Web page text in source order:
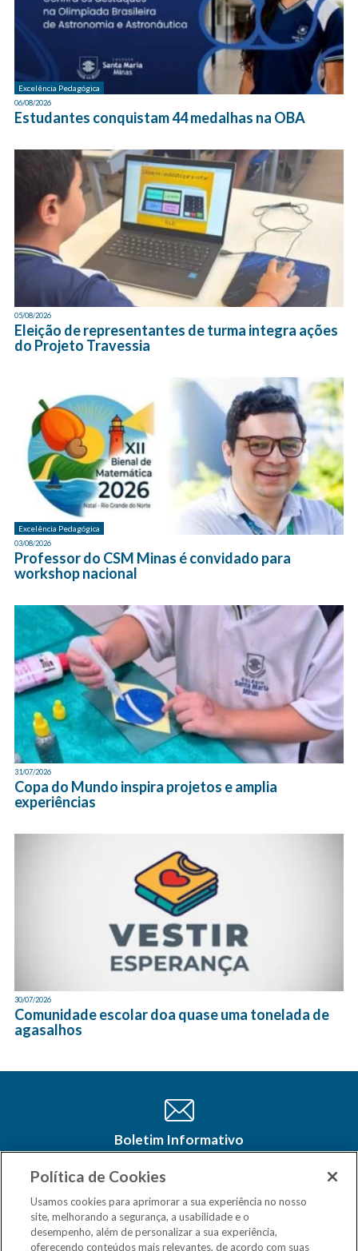
Excelência Pedagógica
06/08/2026
Estudantes conquistam 44 medalhas na OBA
05/08/2026
Eleição de representantes de turma integra ações
do Projeto Travessia
Excelência Pedagógica
03/08/2026
Professor do CSM Minas é convidado para
workshop nacional
31/07/2026
Copa do Mundo inspira projetos e amplia
experiências
30/07/2026
Comunidade escolar doa quase uma tonelada de
agasalhos
Boletim Informativo
Cadastre-se e receba as últimas
Política de Cookies
Usamos cookies para aprimorar a sua experiência no nosso
site, melhorando a segurança, a usabilidade e o
desempenho, além de personalizar a sua experiência,
oferecendo conteúdos mais relevantes, de acordo com suas